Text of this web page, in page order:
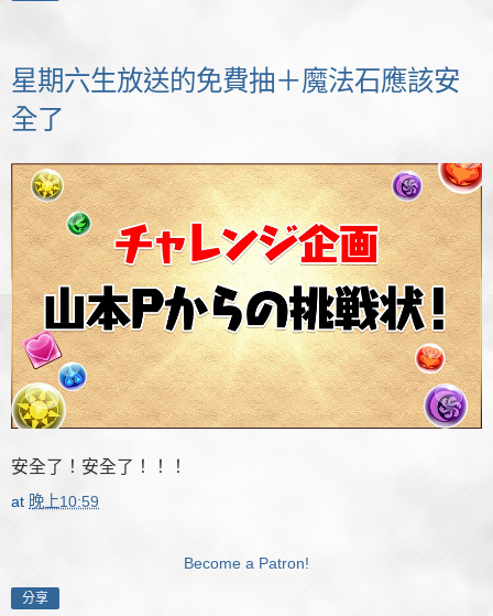
星期六生放送的免費抽＋魔法石應該安
全了
安全了！安全了！！！
at 晚上10:59
Become a Patron!
分享